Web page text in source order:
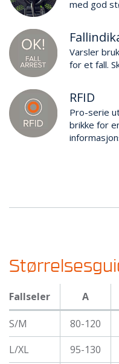
med god
Varsler
for et fall.
RFID
Pro-serie
brikke for
Fallseler A
S/M 80-120
L/XL
95-130